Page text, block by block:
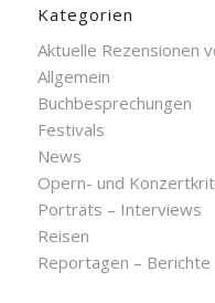
Kategorien
Aktuelle Rezensionen
Allgemein
Buchbesprechungen
Festivals
News
Opern- und
Porträts – Interviews
Reisen
Reportagen – Berichte